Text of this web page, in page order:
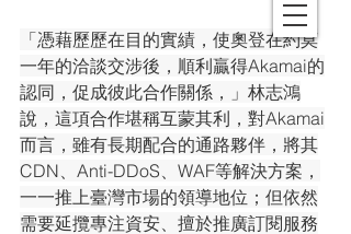
「憑藉歷歷在目的實績，使奧登在約莫
一年的洽談交涉後，順利贏得Akamai的
認同，促成彼此合作關係，」林志鴻
說，這項合作堪稱互蒙其利，對Akamai
而言，雖有長期配合的通路夥伴，將其
CDN、Anti-DDoS、WAF等解決方案，
一一推上臺灣市場的領導地位；但依然
需要延攬專注資安、擅於推廣訂閱服務